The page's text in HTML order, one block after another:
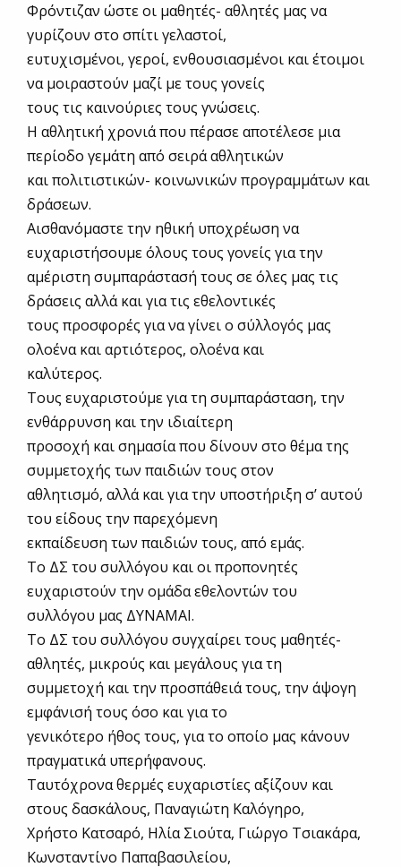
Φρόντιζαν ώστε οι μαθητές- αθλητές μας να
γυρίζουν στο σπίτι γελαστοί,
ευτυχισμένοι, γεροί, ενθουσιασμένοι και έτοιμοι
να μοιραστούν μαζί με τους γονείς
τους τις καινούριες τους γνώσεις.
Η αθλητική χρονιά που πέρασε αποτέλεσε μια
περίοδο γεμάτη από σειρά αθλητικών
και πολιτιστικών- κοινωνικών προγραμμάτων και
δράσεων.
Αισθανόμαστε την ηθική υποχρέωση να
ευχαριστήσουμε όλους τους γονείς για την
αμέριστη συμπαράστασή τους σε όλες μας τις
δράσεις αλλά και για τις εθελοντικές
τους προσφορές για να γίνει ο σύλλογός μας
ολοένα και αρτιότερος, ολοένα και
καλύτερος.
Τους ευχαριστούμε για τη συμπαράσταση, την
ενθάρρυνση και την ιδιαίτερη
προσοχή και σημασία που δίνουν στο θέμα της
συμμετοχής των παιδιών τους στον
αθλητισμό, αλλά και για την υποστήριξη σ’ αυτού
του είδους την παρεχόμενη
εκπαίδευση των παιδιών τους, από εμάς.
Το ΔΣ του συλλόγου και οι προπονητές
ευχαριστούν την ομάδα εθελοντών του
συλλόγου μας ΔΥΝΑΜΑΙ.
Το ΔΣ του συλλόγου συγχαίρει τους μαθητές-
αθλητές, μικρούς και μεγάλους για τη
συμμετοχή και την προσπάθειά τους, την άψογη
εμφάνισή τους όσο και για το
γενικότερο ήθος τους, για το οποίο μας κάνουν
πραγματικά υπερήφανους.
Ταυτόχρονα θερμές ευχαριστίες αξίζουν και
στους δασκάλους, Παναγιώτη Καλόγηρο,
Χρήστο Κατσαρό, Ηλία Σιούτα, Γιώργο Τσιακάρα,
Κωνσταντίνο Παπαβασιλείου,